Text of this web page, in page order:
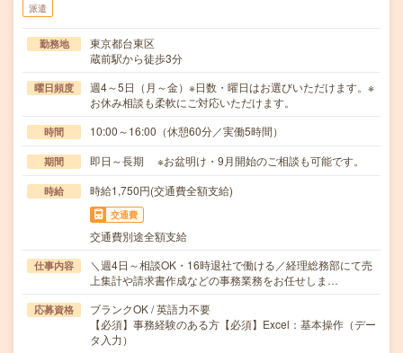
派遣
勤務地
東京都台東区
蔵前駅から徒歩3分
曜日頻度
週4～5日（月～金）※日数・曜日はお選びいただけます。※
お休み相談も柔軟にご対応いただけます。
時間 10:00～16:00（休憩60分／実働5時間）
期間 即日～長期 ※お盆明け・9月開始のご相談も可能です。
時給 時給1,750円(交通費全額支給)
交通費
交通費別途全額支給
仕事内容
＼週4日～相談OK・16時退社で働ける／経理総務部にて売
上集計や請求書作成などの事務業務をお任せしま…
応募資格
ブランクOK / 英語力不要
【必須】事務経験のある方【必須】Excel：基本操作（デー
タ入力）